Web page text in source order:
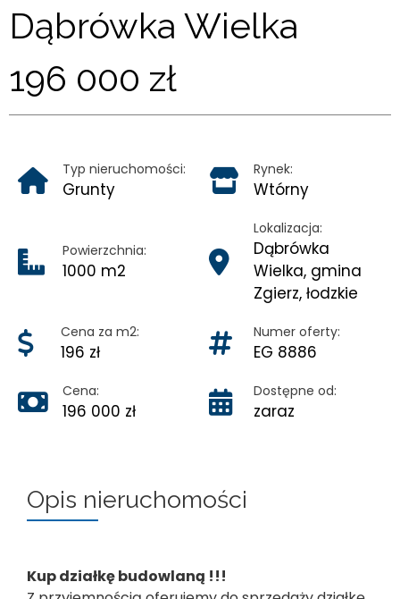
KONTAKT
Dąbrówka Wielka
196 000 zł
Typ nieruchomości:
Grunty
Rynek:
Wtórny
Powierzchnia:
1000 m2
Lokalizacja:
Dąbrówka
Wielka, gmina
Zgierz, łodzkie
Cena za m2:
196 zł
Numer oferty:
EG 8886
Cena:
196 000 zł
Dostępne od:
zaraz
Opis nieruchomości
Kup działkę budowlaną !!!